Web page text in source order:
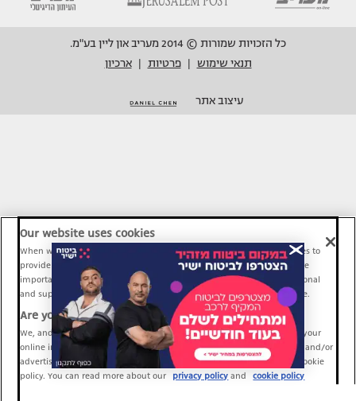
כל הזכויות שמורות © 2014 מעריב און ליין בע"מ.
תנאי שימוש
פרטיות ארכיון
עיצוב אתר
Our website uses cookies
When we provide Maariv, TMI and Sport1 content online, we use cookies to
provide social media features and to analyze our traffic. These tools are
important and necessary for our website functionality. Others are optional
and support Maariv, TMI and Sport1 activity and your online experience.
Are you happy to accept cookies?
We, and our partners, use information about your use of our site and your
online interactions to improve our services and to personalize content and/or
advertising for you. You can read more about our privacy policy and cookie
policy. You can read more about our
privacy policy and cookie policy